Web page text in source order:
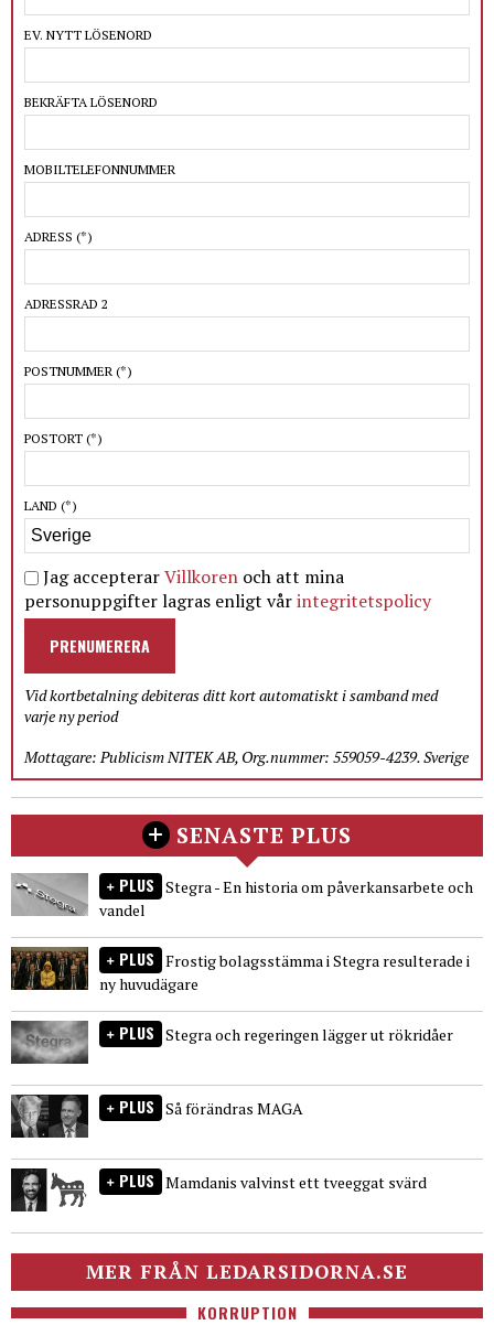
EV. NYTT LÖSENORD
BEKRÄFTA LÖSENORD
MOBILTELEFONNUMMER
ADRESS (*)
ADRESSRAD 2
POSTNUMMER (*)
POSTORT (*)
LAND (*)
Jag accepterarVillkoren och att mina
personuppgifter lagras enligt vårintegritetspolicy
PRENUMERERA
Vid kortbetalning debiteras ditt kort automatiskt i samband med
varje ny period
Mottagare: Publicism NITEK AB, Org.nummer: 559059-4239. Sverige
SENASTE PLUS
PLUS Stegra - En historia om påverkansarbete och
vandel
PLUS Frostig bolagsstämma i Stegra resulterade i
ny huvudägare
PLUS Stegra och regeringen lägger ut rökridåer
PLUS Så förändras MAGA
PLUS Mamdanis valvinst ett tveeggat svärd
MER FRÅN LEDARSIDORNA.SE
KORRUPTION